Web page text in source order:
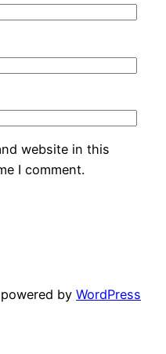
website in this
I comment.
by WordPress